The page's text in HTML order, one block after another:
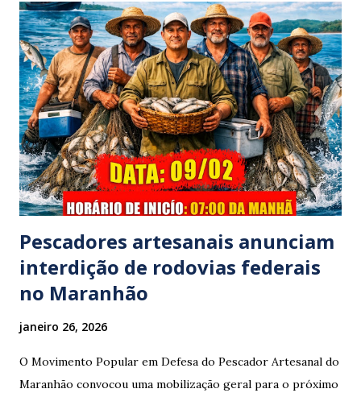
família foi atingido por uma caminhonete. O condutor da
mesma apresentava sinais visíveis de embriaguez, e
diversas latas de bebidas alcoólicas foram avistadas no
interior do veículo. O motorista, identificado por
moradores locais como irmão do vereador "Neguinho do
Coco", de Santa Luzia do Pará, evadiu-se do local sem
prestar assistência às vítimas. ​Atendimento e Danos ​A
Polícia Rodoviária Federal (PRF) foi acionada para atender a
ocorrênc...
Pescadores artesanais anunciam
interdição de rodovias federais
no Maranhão
janeiro 26, 2026
O Movimento Popular em Defesa do Pescador Artesanal do
Maranhão convocou uma mobilização geral para o próximo